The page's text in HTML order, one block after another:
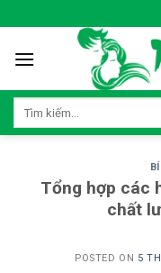
content
Tìm
Tổng hợp các
chất
POSTED ON 5